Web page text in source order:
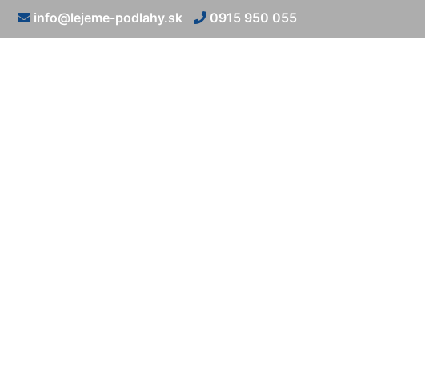
info@lejeme-podlahy.sk 0915 950 055